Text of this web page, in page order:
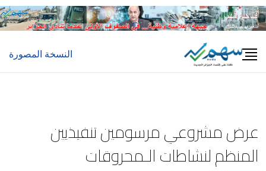
Skip
to
النسخة المصورة
عرض مشروعي مرسومين تنفيذيين
المنظم لنشاطات الـمحروقات